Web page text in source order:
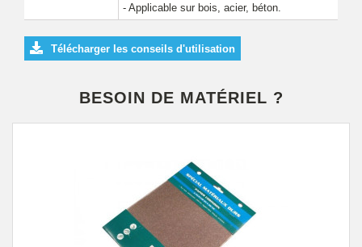
- Applicable sur bois, acier, béton.
Télécharger les conseils d'utilisation
BESOIN DE MATÉRIEL ?